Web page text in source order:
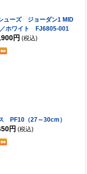
ューズ ジョーダン1 MID
ホワイト FJ6805-001
円 (税込)
PF10（27～30cm）
円 (税込)